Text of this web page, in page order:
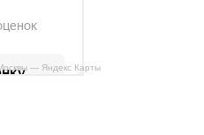
— Яндекс Карты